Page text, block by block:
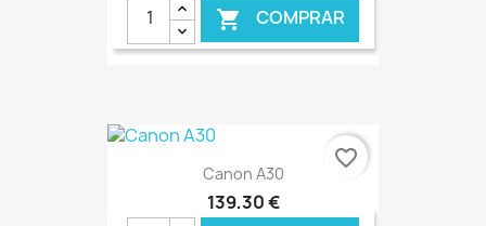
 COMPRAR
€ ONLINE
Canon A30
139,30 €
favorite_border